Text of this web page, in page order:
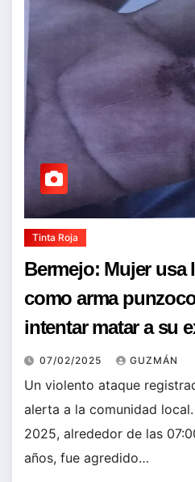
Tinta Roja
Bermejo: Mujer usa
como arma
intentar matar a su
07/02/2025 GUZMÁN
Un violento ataque
alerta a la comunidad
2025, alrededor de las
años, fue agredido…